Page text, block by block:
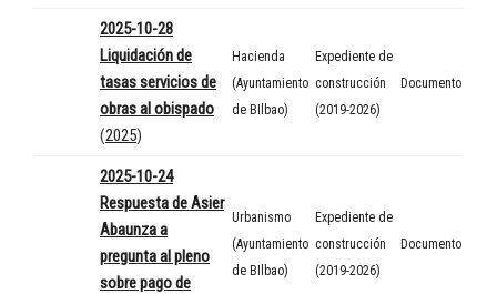
2025-10-28
Liquidación de
tasas servicios de
obras al obispado
(2025)
Hacienda
(Ayuntamiento
de BIlbao)
Expediente de
construcción
(2019-2026)
Documento
2025-10-24
Respuesta de Asier
Abaunza a
pregunta al pleno
sobre pago de
Urbanismo
(Ayuntamiento
de BIlbao)
Expediente de
construcción
(2019-2026)
Documento